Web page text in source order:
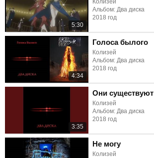
5:30
Колизей
Альбом: Два диска
2018 год
4:34
Голоса былого
Колизей
Альбом: Два диска
2018 год
3:35
Они существуют
Колизей
Альбом: Два диска
2018 год
Не могу
Колизей